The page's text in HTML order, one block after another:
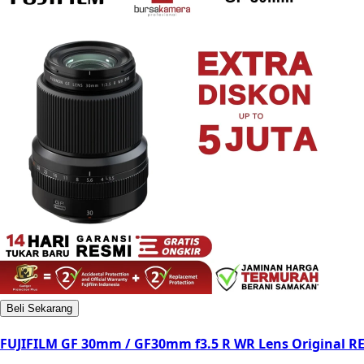
Beli Sekarang
FUJIFILM GF 30mm / GF30mm f3.5 R WR Lens Original